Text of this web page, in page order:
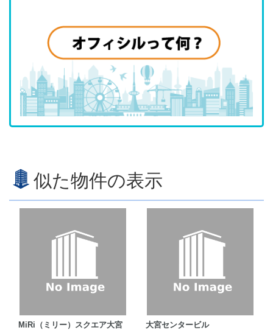
似た物件の表示
MiRi（ミリー）スクエア大宮 大宮センタービル